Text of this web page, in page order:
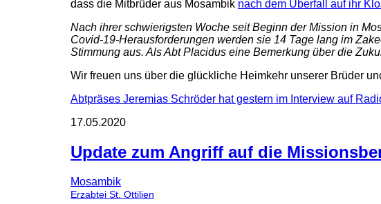
dass die Mitbrüder aus Mosambik nach dem Überfall auf ihr
Nach ihrer schwierigsten Woche seit Beginn der Mission in
Covid-19-Herausforderungen werden sie 14 Tage lang im
Stimmung aus. Als AbtPlacidus eine Bemerkung über die
Wir freuen uns über die glückliche Heimkehr unserer Brüder
Abtpräses Jeremias Schröder hat gestern im Interview auf
17.05.2020
Update zum Angriff auf die
Mosambik
Erzabtei St. Ottilien